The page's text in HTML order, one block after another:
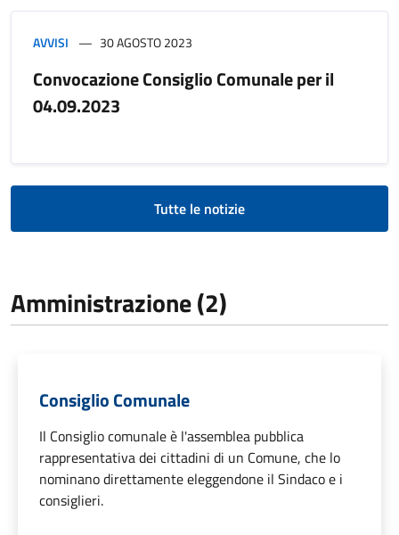
AVVISI 30 AGOSTO 2023
Convocazione Consiglio Comunale per il
04.09.2023
Tutte le notizie
Amministrazione (2)
Consiglio Comunale
Il Consiglio comunale è l'assemblea pubblica
rappresentativa dei cittadini di un Comune, che lo
nominano direttamente eleggendone il Sindaco e i
consiglieri.